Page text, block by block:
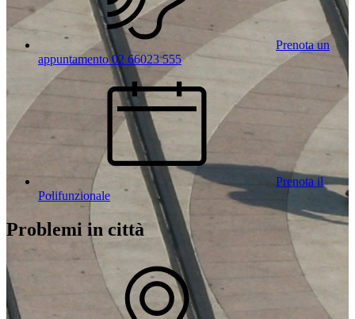
Prenota un
appuntamento 02 66023 555
Prenota il
Polifunzionale
Problemi in città